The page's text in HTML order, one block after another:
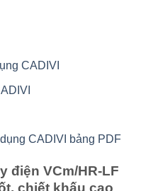
CADIVI
CADIVI bảng PDF
điện VCm/HR-LF
chiết khấu cao